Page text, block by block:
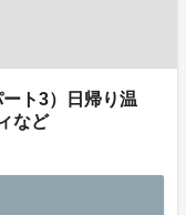
ト3）日帰り温
など